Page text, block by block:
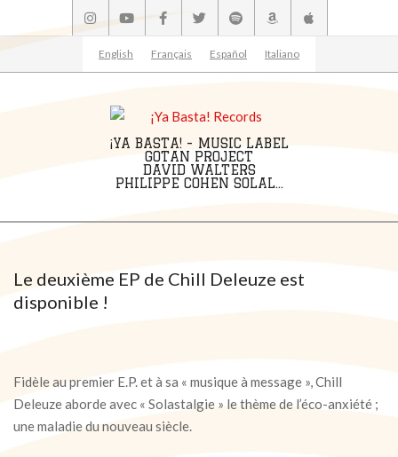
to
English Français Español Italiano
¡YA BASTA! - MUSIC LABEL
GOTAN PROJECT
DAVID WALTERS
PHILIPPE COHEN SOLAL...
MenuLe deuxième EP de Chill Deleuze est
disponible !
Fidèle au premier E.P. et à sa « musique à message », Chill
Deleuze aborde avec « Solastalgie » le thème de l’éco-anxiété ;
une maladie du nouveau siècle.